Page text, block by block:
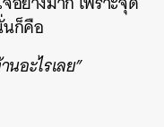
นก็คือ
อะไรเลย”